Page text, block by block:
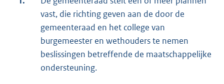
vast, die richting geven aan de door de
gemeenteraad en het college van
burgemeester en wethouders te nemen
beslissingen betreffende de maatschappelijke
ondersteuning.